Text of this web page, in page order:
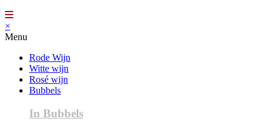
×
Menu
Rode Wijn
Witte wijn
Rosé wijn
Bubbels
In Bubbels